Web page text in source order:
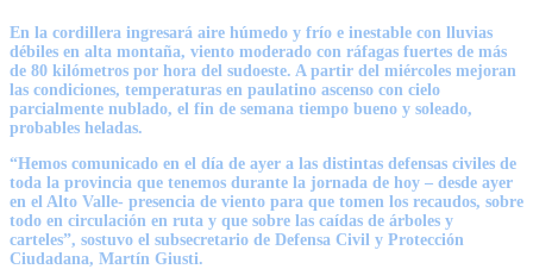
En la cordillera ingresará aire húmedo y frío e inestable con lluvias
débiles en alta montaña, viento moderado con ráfagas fuertes de más
de 80 kilómetros por hora del sudoeste. A partir del miércoles mejoran
las condiciones, temperaturas en paulatino ascenso con cielo
parcialmente nublado, el fin de semana tiempo bueno y soleado,
probables heladas.
“Hemos comunicado en el día de ayer a las distintas defensas civiles de
toda la provincia que tenemos durante la jornada de hoy – desde ayer
en el Alto Valle- presencia de viento para que tomen los recaudos, sobre
todo en circulación en ruta y que sobre las caídas de árboles y
carteles”, sostuvo el subsecretario de Defensa Civil y Protección
Ciudadana, Martín Giusti.